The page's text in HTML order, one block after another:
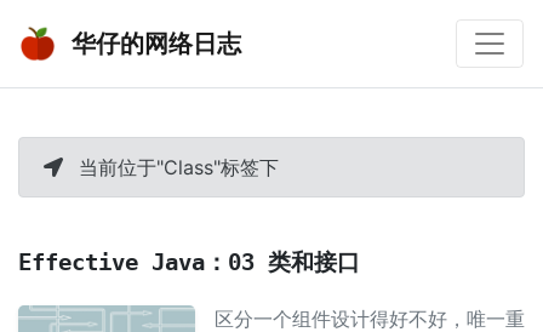
华仔的网络日志
当前位于"Class"标签下
Effective Java：03 类和接口
区分一个组件设计得好不好，唯一重